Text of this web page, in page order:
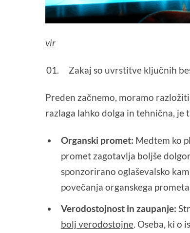
vir
Zakaj so uvrstitve ključnih
Preden začnemo, moramo
razlaga lahko dolga in tehnična,
Organski promet: Medtem ko
promet zagotavlja boljše
sponzorirano oglaševalsko
povečanja organskega
Verodostojnost in zaupanje:
bolj verodostojne . Oseba, ki